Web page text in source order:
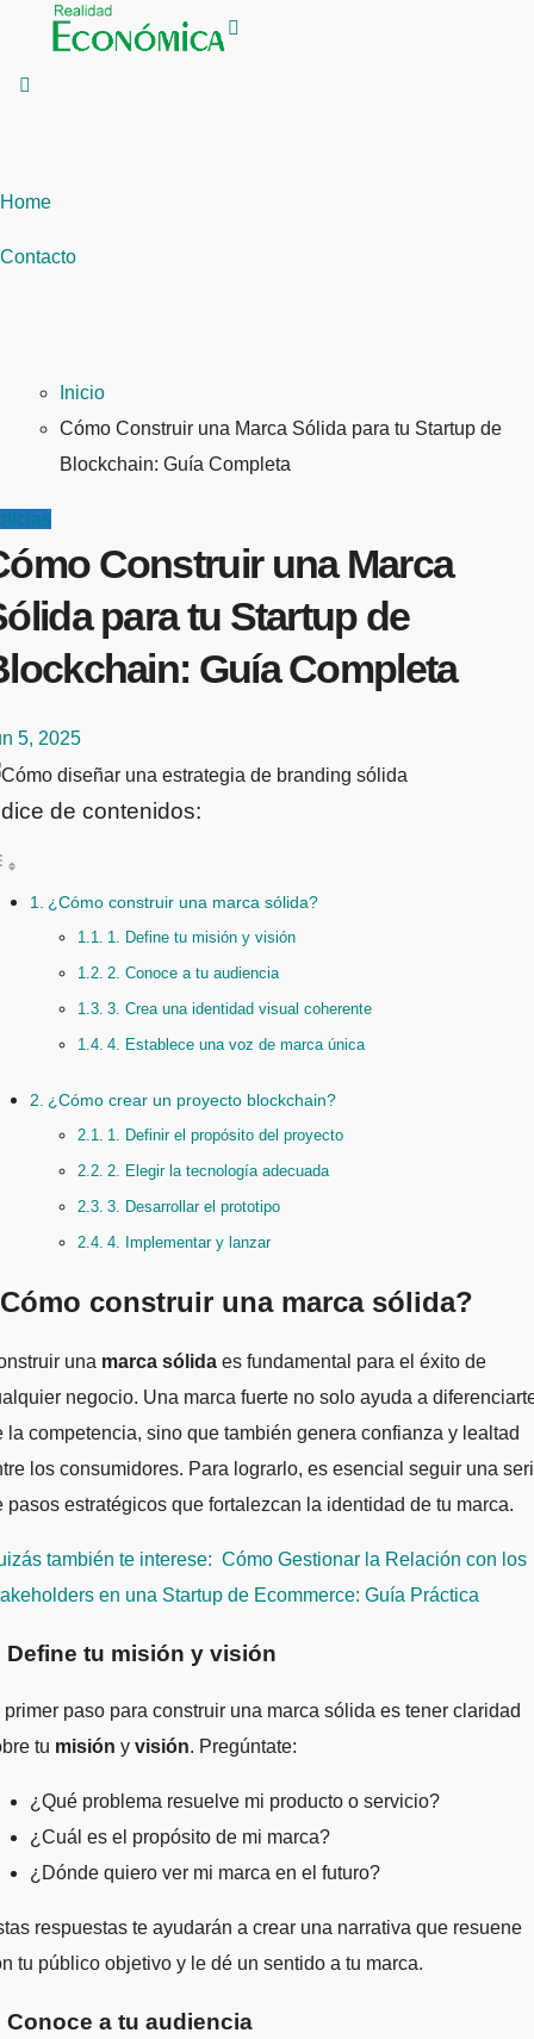
contenido
Home
Contacto
Inicio
Cómo Construir una Marca Sólida para tu Startup de
Blockchain: Guía Completa
Construir una Marca
para tu Startup de
Guía Completa
5, 2025
de contenidos:
¿Cómo construir una marca sólida?
1. Define tu misión y visión
2. Conoce a tu audiencia
3. Crea una identidad visual coherente
4. Establece una voz de marca única
¿Cómo crear un proyecto blockchain?
1. Definir el propósito del proyecto
2. Elegir la tecnología adecuada
3. Desarrollar el prototipo
4. Implementar y lanzar
construir una marca sólida?
una marca sólida es fundamental para el éxito de
negocio. Una marca fuerte no solo ayuda a
la competencia, sino que también genera confianza y lealtad
los consumidores. Para lograrlo, es esencial seguir una
pasos estratégicos que fortalezcan la identidad de tu marca.
también te interese: Cómo Gestionar la Relación con los
en una Startup de Ecommerce: Guía Práctica
Define tu misión y visión
primer paso para construir una marca sólida es tener claridad
tu misión y visión. Pregúntate:
¿Qué problema resuelve mi producto o servicio?
¿Cuál es el propósito de mi marca?
¿Dónde quiero ver mi marca en el futuro?
respuestas te ayudarán a crear una narrativa que resuene
tu público objetivo y le dé un sentido a tu marca.
Conoce a tu audiencia